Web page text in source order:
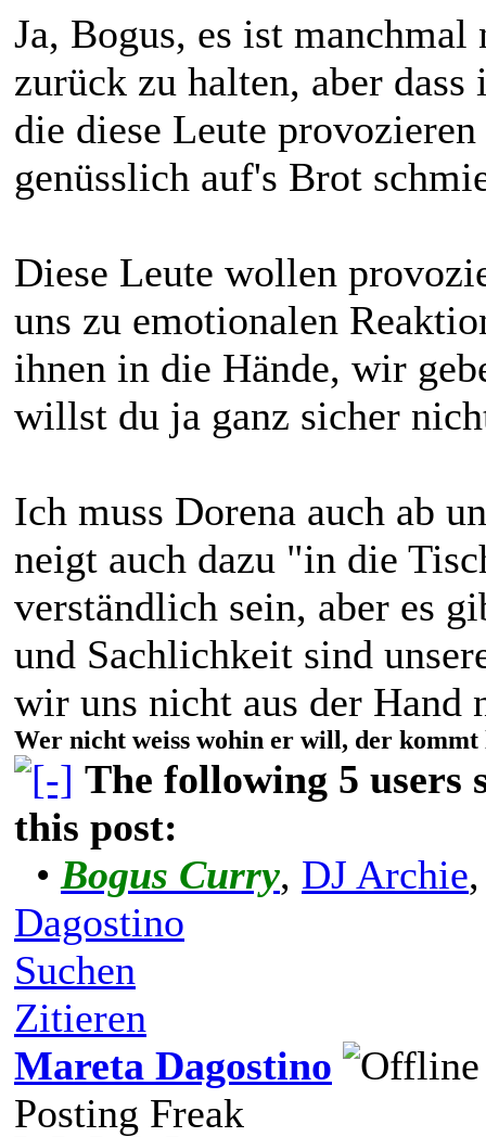
Ja, Bogus, es ist
zurück zu halten, aber
die diese Leute
genüsslich auf's Brot
Diese Leute wollen
uns zu emotionalen
ihnen in die Hände, wir
willst du ja ganz sicher
Ich muss Dorena auch ab
neigt auch dazu "in die
verständlich sein, aber es
und Sachlichkeit sind
wir uns nicht aus der Hand
Wer nicht weiss wohin er will, der kommt
The following 5 users
this post:
• Bogus Curry, DJ Archie
Dagostino
Suchen
Zitieren
Mareta Dagostino
Posting Freak